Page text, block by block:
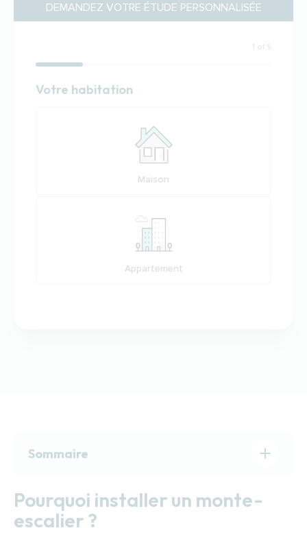
DEMANDEZ VOTRE ÉTUDE PERSONNALISÉE
1 of 5
Habitation
Votre habitation
Maison
Appartement
Sommaire
Quel monte-escalier installer ?
Comment fonctionne un monte-escalier ?
Pourquoi installer un monte-
escalier ?